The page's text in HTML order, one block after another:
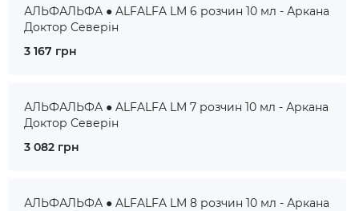
АЛЬФАЛЬФА ● ALFALFA LM 6 розчин 10 мл - Аркана
Доктор Северін
3 167 грн
АЛЬФАЛЬФА ● ALFALFA LM 7 розчин 10 мл - Аркана
Доктор Северін
3 082 грн
АЛЬФАЛЬФА ● ALFALFA LM 8 розчин 10 мл - Аркана